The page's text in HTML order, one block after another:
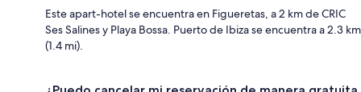
Este apart-hotel se encuentra en Figueretas, a 2 km de CRIC
Ses Salines y Playa Bossa. Puerto de Ibiza se encuentra a 2.3 km
(1.4 mi).